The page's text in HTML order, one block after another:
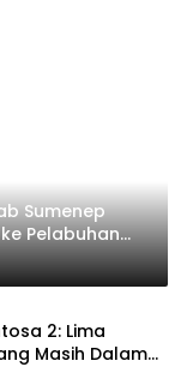
Sumenep
Pelabuhan
2: Lima
Masih Dalam